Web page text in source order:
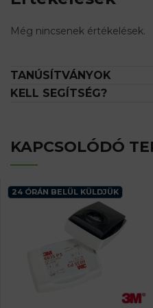
Még nincsenek értékelések.
TANÚSÍTVÁNYOK
KELL SEGÍTSÉG?
KAPCSOLÓDÓ
24 ÓRÁN BELÜL KÜLDJÜK